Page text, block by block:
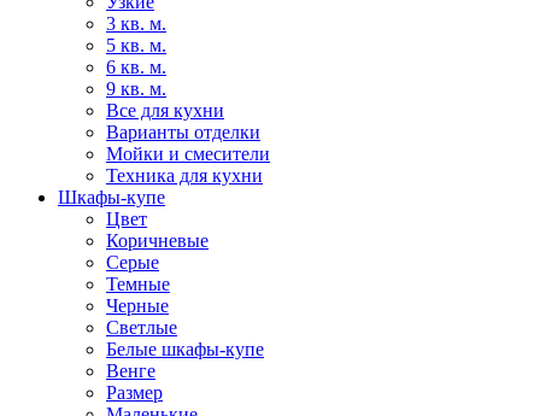
3 кв. м.
5 кв. м.
6 кв. м.
9 кв. м.
Все для кухни
Варианты отделки
Мойки и смесители
Техника для кухни
Шкафы-купе
Цвет
Коричневые
Серые
Темные
Черные
Светлые
Белые шкафы-купе
Венге
Размер